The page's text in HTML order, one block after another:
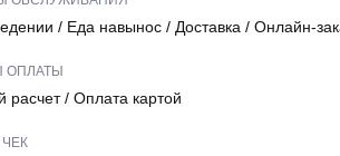
/ Еда навынос / Доставка / Онлайн-
расчет/ Оплата картой